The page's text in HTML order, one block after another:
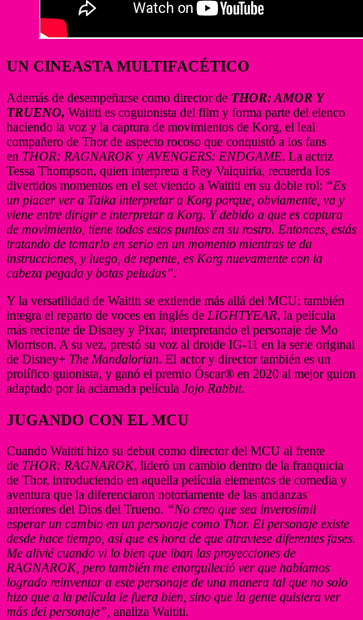
UN CINEASTA MULTIFACÉTICO
Además de desempeñarse como director de THOR: AMOR Y
TRUENO, Waititi es coguionista del film y forma parte del elenco
haciendo la voz y la captura de movimientos de Korg, el leal
compañero de Thor de aspecto rocoso que conquistó a los fans
en THOR: RAGNAROKy AVENGERS: ENDGAME. La actriz
Tessa Thompson, quien interpreta a Rey Valquiria, recuerda los
divertidos momentos en el set viendo a Waititi en su doble rol: “Es
un placer ver a Taika interpretar a Korg porque, obviamente, va y
viene entre dirigir e interpretar a Korg. Y debido a que es captura
de movimiento, tiene todos estos puntos en su rostro. Entonces, estás
tratando de tomarlo en serio en un momento mientras te da
instrucciones, y luego, de repente, es Korg nuevamente con la
cabeza pegada y botas peludas”.
Y la versatilidad de Waititi se extiende más allá del MCU: también
integra el reparto de voces en inglés de LIGHTYEAR, la película
más reciente de Disney y Pixar, interpretando el personaje de Mo
Morrison. A su vez, prestó su voz al droide IG-11 en la serie original
de Disney+ The Mandalorian. El actor y director también es un
prolífico guionista, y ganó el premio Óscar® en 2020 al mejor guion
adaptado por la aclamada película Jojo Rabbit.
JUGANDO CON EL MCU
Cuando Waititi hizo su debut como director del MCU al frente
de THOR: RAGNAROK, lideró un cambio dentro de la franquicia
de Thor, introduciendo en aquella película elementos de comedia y
aventura que la diferenciaron notoriamente de las andanzas
anteriores del Dios del Trueno. “No creo que sea inverosímil
esperar un cambio en un personaje como Thor. El personaje existe
desde hace tiempo, así que es hora de que atraviese diferentes fases.
Me alivié cuando vi lo bien que iban las proyecciones de
RAGNAROK, pero también me enorgulleció ver que habíamos
logrado reinventar a este personaje de una manera tal que no solo
hizo que a la película le fuera bien, sino que la gente quisiera ver
más del personaje”, analiza Waititi.